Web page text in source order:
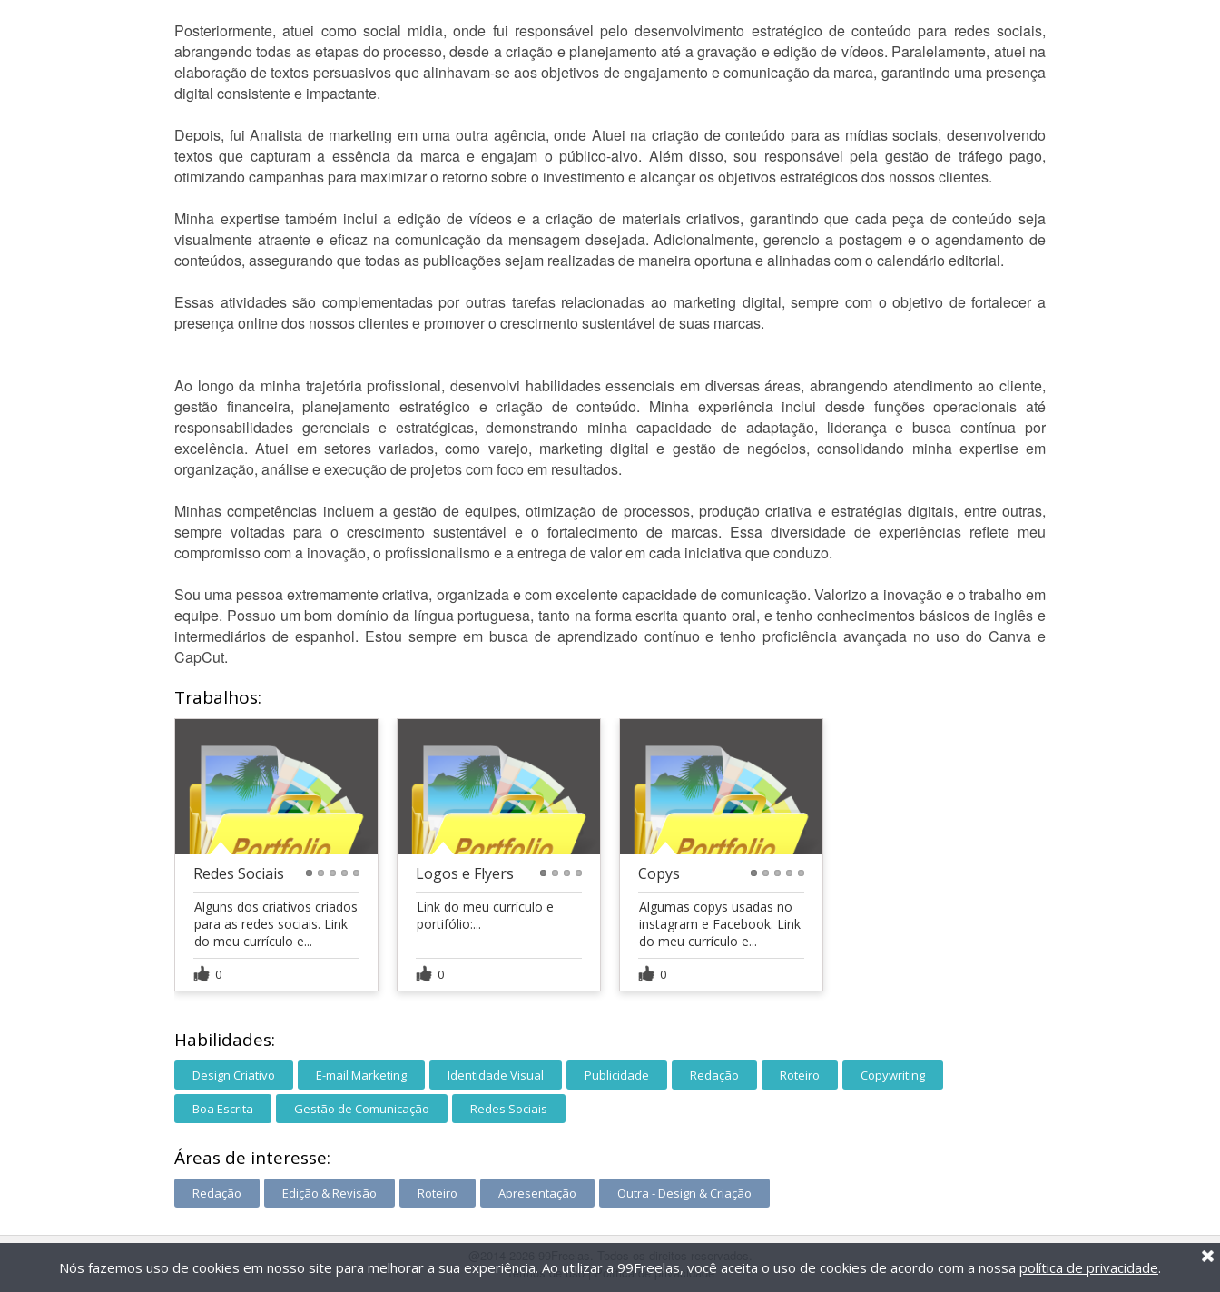
Posteriormente, atuei como social midia, onde fui responsável pelo desenvolvimento estratégico de conteúdo para redes sociais,
abrangendo todas as etapas do processo, desde a criação e planejamento até a gravação e edição de vídeos. Paralelamente, atuei na
elaboração de textos persuasivos que alinhavam-se aos objetivos de engajamento e comunicação da marca, garantindo uma presença
digital consistente e impactante.
Depois, fui Analista de marketing em uma outra agência, onde Atuei na criação de conteúdo para as mídias sociais, desenvolvendo
textos que capturam a essência da marca e engajam o público-alvo. Além disso, sou responsável pela gestão de tráfego pago,
otimizando campanhas para maximizar o retorno sobre o investimento e alcançar os objetivos estratégicos dos nossos clientes.
Minha expertise também inclui a edição de vídeos e a criação de materiais criativos, garantindo que cada peça de conteúdo seja
visualmente atraente e eficaz na comunicação da mensagem desejada. Adicionalmente, gerencio a postagem e o agendamento de
conteúdos, assegurando que todas as publicações sejam realizadas de maneira oportuna e alinhadas com o calendário editorial.
Essas atividades são complementadas por outras tarefas relacionadas ao marketing digital, sempre com o objetivo de fortalecer a
presença online dos nossos clientes e promover o crescimento sustentável de suas marcas.
Ao longo da minha trajetória profissional, desenvolvi habilidades essenciais em diversas áreas, abrangendo atendimento ao cliente,
gestão financeira, planejamento estratégico e criação de conteúdo. Minha experiência inclui desde funções operacionais até
responsabilidades gerenciais e estratégicas, demonstrando minha capacidade de adaptação, liderança e busca contínua por
excelência. Atuei em setores variados, como varejo, marketing digital e gestão de negócios, consolidando minha expertise em
organização, análise e execução de projetos com foco em resultados.
Minhas competências incluem a gestão de equipes, otimização de processos, produção criativa e estratégias digitais, entre outras,
sempre voltadas para o crescimento sustentável e o fortalecimento de marcas. Essa diversidade de experiências reflete meu
compromisso com a inovação, o profissionalismo e a entrega de valor em cada iniciativa que conduzo.
Sou uma pessoa extremamente criativa, organizada e com excelente capacidade de comunicação. Valorizo a inovação e o trabalho em
equipe. Possuo um bom domínio da língua portuguesa, tanto na forma escrita quanto oral, e tenho conhecimentos básicos de inglês e
intermediários de espanhol. Estou sempre em busca de aprendizado contínuo e tenho proficiência avançada no uso do Canva e
CapCut.
Trabalhos:
Redes Sociais
Alguns dos criativos criados
para as redes sociais. Link
do meu currículo e...
0
Logos e Flyers
Link do meu currículo e
portifólio:...
0
Copys
Algumas copys usadas no
instagram e Facebook. Link
do meu currículo e...
0
Habilidades:
Design Criativo E-mail Marketing Identidade Visual Publicidade Redação Roteiro Copywriting
Boa Escrita Gestão de Comunicação Redes Sociais
Áreas de interesse:
Redação Edição & Revisão Roteiro Apresentação Outra - Design & Criação
Termos de uso|Política de privacidade
Nós fazemos uso de cookies em nosso site para melhorar a sua experiência. Ao utilizar a 99Freelas, você aceita o uso de cookies de acordo com a nossa política de privacidade.